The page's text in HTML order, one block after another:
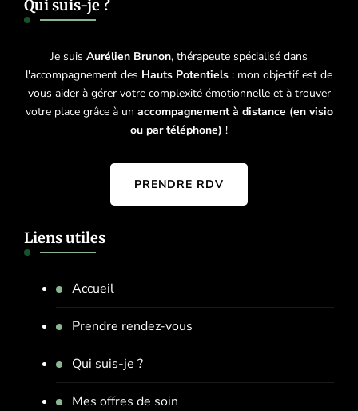
Qui suis-je ?
Je suis Aurélien Brunon, thérapeute spécialisé dans
l'accompagnement des Hauts Potentiels : mon objectif est de
vous aider à gérer votre complexité émotionnelle et à trouver
votre place grâce à un accompagnement à distance (en visio
ou par téléphone) !
PRENDRE RDV
Liens utiles
Accueil
Prendre rendez-vous
Qui suis-je ?
Mes offres de soin